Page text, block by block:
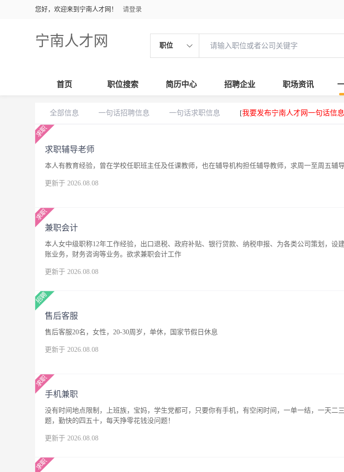
您好，欢迎来到宁南人才网！ 请登录
宁南人才网 职位
首页 职位搜索 简历中心 招聘企业 职场资讯
全部信息 一句话招聘信息 一句话求职信息 [我要发布宁南人才网一句话信息
求职辅导老师
本人有教育经验，曾在学校任职班主任及任课教师，也在辅导机构担任辅导教师，求周一至周五辅
更新于 2026.08.08
兼职会计
本人女中级职称12年工作经验，出口退税、政府补贴、银行贷款、纳税申报、为各类公司策划，设
账业务，财务咨询等业务。欲求兼职会计工作
更新于 2026.08.08
售后客服
售后客服20名，女性，20-30周岁，单休，国家节假日休息
更新于 2026.08.08
手机兼职
没有时间地点限制，上班族，宝妈，学生党都可，只要你有手机，有空闲时间，一单一结，一天二
题，勤快的四五十，每天挣零花钱没问题！
更新于 2026.08.08